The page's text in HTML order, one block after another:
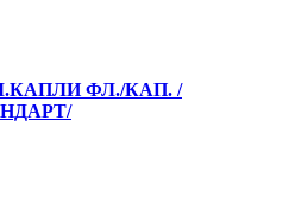
ФЛ./КАП. /